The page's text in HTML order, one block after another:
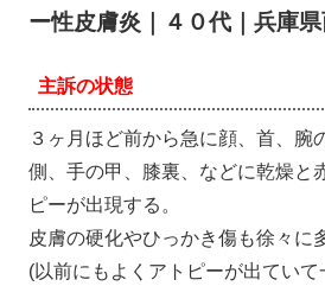
ー性皮膚炎｜４０代｜兵庫
主訴の状態
３ヶ月ほど前から急に顔、首、腕
側、手の甲、膝裏、などに乾燥と
ピーが出現する。
皮膚の硬化やひっかき傷も徐々に
(以前にもよくアトピーが出てい